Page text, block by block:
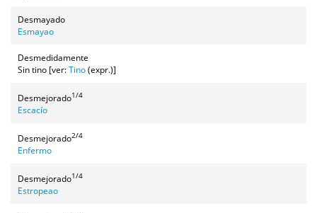
Desmayado
Esmayao
Desmedidamente
Sin tino [ver:Tino(expr.)]
Desmejorado1/4
Escacío
Desmejorado2/4
Enfermo
Desmejorado1/4
Estropeao